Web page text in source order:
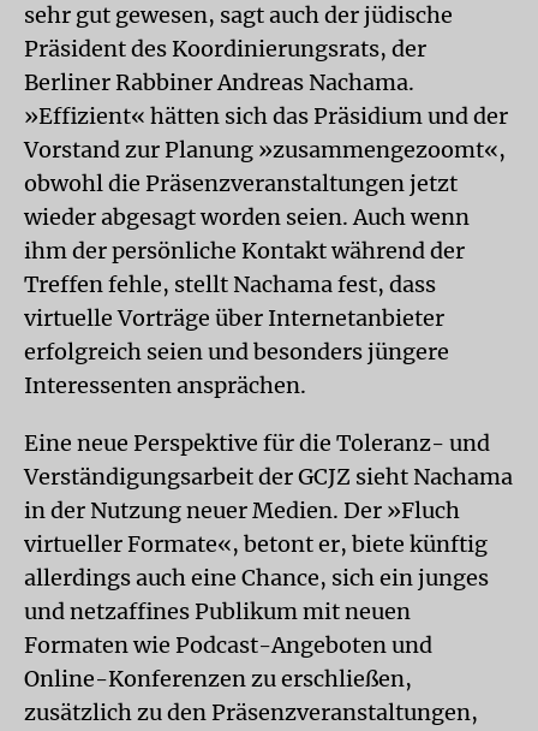
sehr gut gewesen, sagt auch der jüdische
Präsident des Koordinierungsrats, der
Berliner Rabbiner Andreas Nachama.
»Effizient« hätten sich das Präsidium und der
Vorstand zur Planung »zusammengezoomt«,
obwohl die Präsenzveranstaltungen jetzt
wieder abgesagt worden seien. Auch wenn
ihm der persönliche Kontakt während der
Treffen fehle, stellt Nachama fest, dass
virtuelle Vorträge über Internetanbieter
erfolgreich seien und besonders jüngere
Interessenten ansprächen.
Eine neue Perspektive für die Toleranz- und
Verständigungsarbeit der GCJZ sieht Nachama
in der Nutzung neuer Medien. Der »Fluch
virtueller Formate«, betont er, biete künftig
allerdings auch eine Chance, sich ein junges
und netzaffines Publikum mit neuen
Formaten wie Podcast-Angeboten und
Online-Konferenzen zu erschließen,
zusätzlich zu den Präsenzveranstaltungen,